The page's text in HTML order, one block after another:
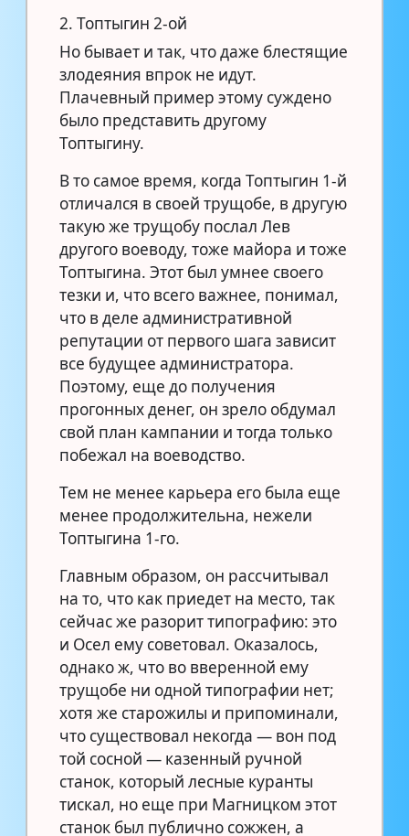
2. Топтыгин 2-ой
Но бывает и так, что даже блестящие
злодеяния впрок не идут.
Плачевный пример этому суждено
было представить другому
Топтыгину.
В то самое время, когда Топтыгин 1-й
отличался в своей трущобе, в другую
такую же трущобу послал Лев
другого воеводу, тоже майора и тоже
Топтыгина. Этот был умнее своего
тезки и, что всего важнее, понимал,
что в деле административной
репутации от первого шага зависит
все будущее администратора.
Поэтому, еще до получения
прогонных денег, он зрело обдумал
свой план кампании и тогда только
побежал на воеводство.
Тем не менее карьера его была еще
менее продолжительна, нежели
Топтыгина 1-го.
Главным образом, он рассчитывал
на то, что как приедет на место, так
сейчас же разорит типографию: это
и Осел ему советовал. Оказалось,
однако ж, что во вверенной ему
трущобе ни одной типографии нет;
хотя же старожилы и припоминали,
что существовал некогда — вон под
той сосной — казенный ручной
станок, который лесные куранты
тискал, но еще при Магницком этот
станок был публично сожжен, а